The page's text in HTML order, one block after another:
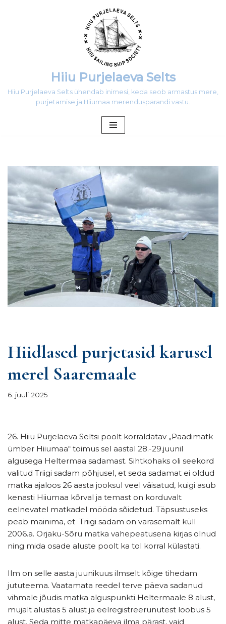
Hiiu Purjelaeva Selts
Hiiu Purjelaeva Selts ühendab inimesi, keda seob armastus mere,
purjetamise ja Hiiumaa merenduspärandi vastu.
Hiidlased purjetasid karusel
merel Saaremaale
6. juuli 2025
26. Hiiu Purjelaeva Seltsi poolt korraldatav „Paadimatk
ümber Hiiumaa“ toimus sel aastal 28.-29.juunil
algusega Heltermaa sadamast. Sihtkohaks oli seekord
valitud Triigi sadam põhjusel, et seda sadamat ei oldud
matka ajaloos 26 aasta jooksul veel väisatud, kuigi asub
kenasti Hiiumaa kõrval ja temast on korduvalt
eelnevatel matkadel mööda sõidetud. Täpsustuseks
peab mainima, et Triigi sadam on varasemalt küll
2006.a. Orjaku-Sõru matka vahepeatusena kirjas olnud
ning mida osade aluste poolt ka tol korral külastati.
Ilm on selle aasta juunikuus ilmselt kõige tihedam
jututeema. Vaatamata reedel terve päeva sadanud
vihmale jõudis matka alguspunkti Heltermaale 8 alust,
mujalt alustas 5 alust ja eelregistreerunutest loobus 5
alust. Seda mitte matkapäeva ilma pärast, vaid